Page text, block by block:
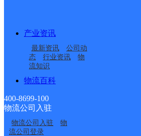
产业资讯
最新资讯
公司动
态
行业资讯
物
流知识
物流百科
400-8699-100
物流公司入驻
物流公司入驻
物
流公司登录
金塔县中东镇合作点
ID5915
大庄子邮政所
14支邮政所
中东邮政所
航天镇邮政所
金港湾四号门店领航发